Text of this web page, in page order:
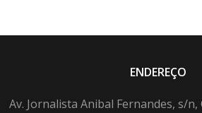
ENDEREÇO
Av. Jornalista Anibal Fernandes, s/